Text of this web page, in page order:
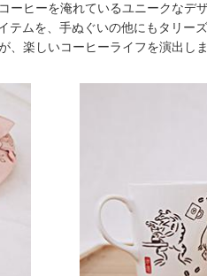
ヒーを淹れているユニークなデ
ムを、手ぬぐいの他にもタリー
楽しいコーヒーライフを演出しま